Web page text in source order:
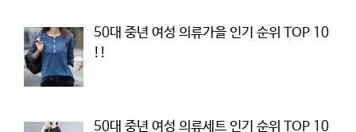
50대 중년 여성 의류가을 인기 순위 TOP 10
!!
50대 중년 여성 의류세트 인기 순위 TOP 10